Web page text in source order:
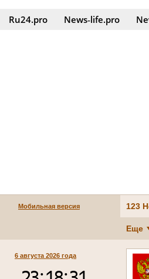
Ru24.pro News‑life.pro
Мобильная версия 123
Еще
6 августа 2026 года